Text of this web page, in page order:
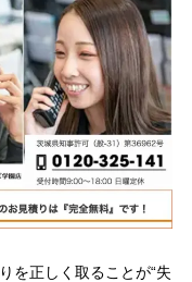
を正しく取ることが“失